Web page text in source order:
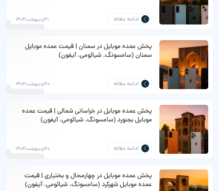
ادامه مقاله 21اردیبهشت1404
پخش عمده موبایل در سمنان | قیمت عمده موبایل
سمنان (سامسونگ، شیائومی، آیفون)
ادامه مقاله 20اردیبهشت1404
پخش عمده موبایل در خراسانی شمالی | قیمت عمده
موبایل بجنورد (سامسونگ، شیائومی، آیفون)
ادامه مقاله 20اردیبهشت1404
پخش عمده موبایل در چهارمحال‌ و بختیاری | قیمت
عمده موبایل شهرکرد (سامسونگ، شیائومی، آیفون)